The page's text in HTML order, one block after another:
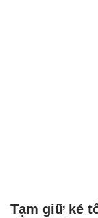
Tạm giữ kẻ